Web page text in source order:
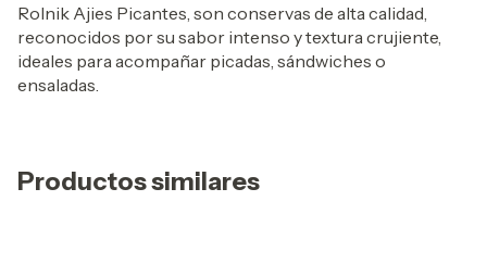
Rolnik Ajies Picantes, son conservas de alta calidad,
reconocidos por su sabor intenso y textura crujiente,
ideales para acompañar picadas, sándwiches o
ensaladas.
Productos similares